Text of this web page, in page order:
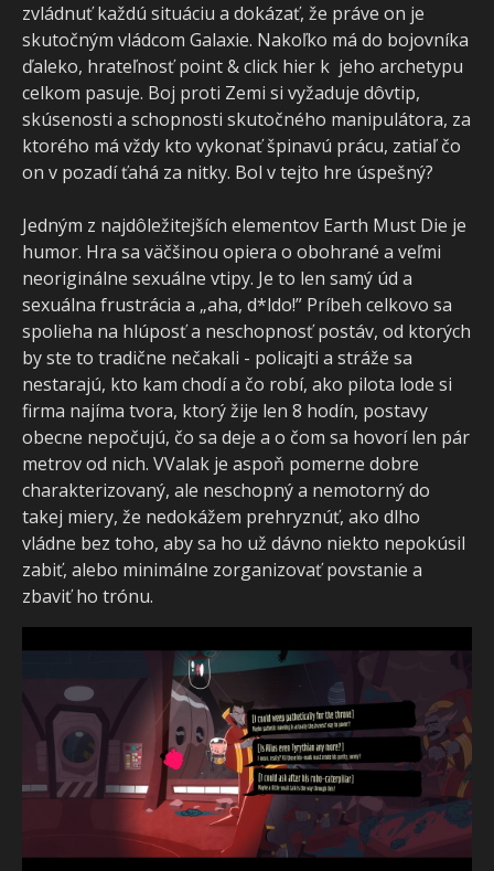
zvládnuť každú situáciu a dokázať, že práve on je
skutočným vládcom Galaxie. Nakoľko má do bojovníka
ďaleko, hrateľnosť point & click hier k jeho archetypu
celkom pasuje. Boj proti Zemi si vyžaduje dôvtip,
skúsenosti a schopnosti skutočného manipulátora, za
ktorého má vždy kto vykonať špinavú prácu, zatiaľ čo
on v pozadí ťahá za nitky. Bol v tejto hre úspešný?
Jedným z najdôležitejších elementov Earth Must Die je
humor. Hra sa väčšinou opiera o obohrané a veľmi
neoriginálne sexuálne vtipy. Je to len samý úd a
sexuálna frustrácia a „aha, d*ldo!” Príbeh celkovo sa
spolieha na hlúposť a neschopnosť postáv, od ktorých
by ste to tradične nečakali - policajti a stráže sa
nestarajú, kto kam chodí a čo robí, ako pilota lode si
firma najíma tvora, ktorý žije len 8 hodín, postavy
obecne nepočujú, čo sa deje a o čom sa hovorí len pár
metrov od nich. VValak je aspoň pomerne dobre
charakterizovaný, ale neschopný a nemotorný do
takej miery, že nedokážem prehryznúť, ako dlho
vládne bez toho, aby sa ho už dávno niekto nepokúsil
zabiť, alebo minimálne zorganizovať povstanie a
zbaviť ho trónu.